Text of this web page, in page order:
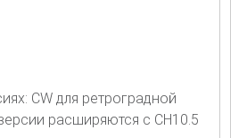
CW для ретроградной
расширяются с CH10.5